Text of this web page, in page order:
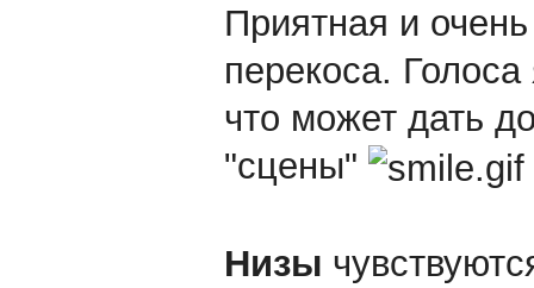
Приятная и
перекоса.
что может дать
"сцены"
Низы